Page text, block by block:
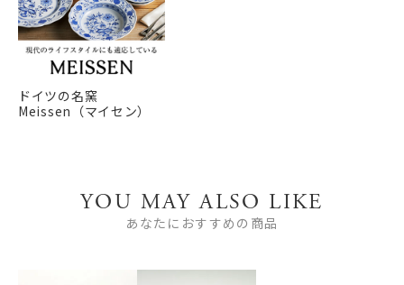
ドイツの名窯
Meissen（マイセン）
YOU MAY ALSO LIKE
あなたにおすすめの商品